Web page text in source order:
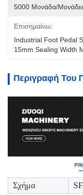
5000 Μονάδα/
Επισημαίνω:
Industrial Foot Pedal
15mm Sealing Width
Περιγραφή Του
Σχήμα